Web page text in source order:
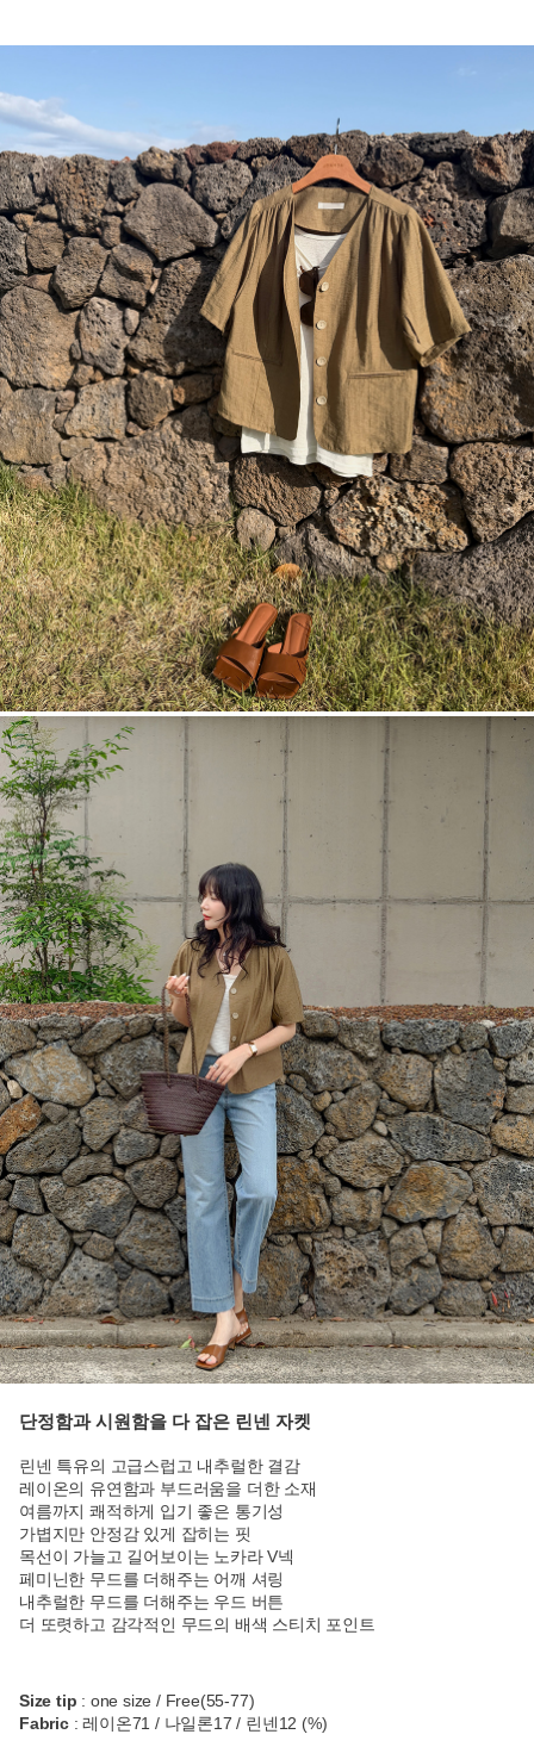
단정함과 시원함을 다 잡은 린넨 자켓
린넨 특유의 고급스럽고 내추럴한 결감
레이온의 유연함과 부드러움을 더한 소재
여름까지 쾌적하게 입기 좋은 통기성
가볍지만 안정감 있게 잡히는 핏
목선이 가늘고 길어보이는 노카라 V넥
페미닌한 무드를 더해주는 어깨 셔링
내추럴한 무드를 더해주는 우드 버튼
더 또렷하고 감각적인 무드의 배색 스티치 포인트
Size tip : one size / Free(55-77)
Fabric: 레이온71 / 나일론17 / 린넨12 (%)